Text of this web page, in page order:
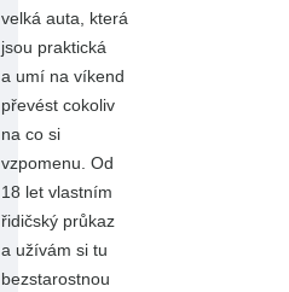
velká auta, která
jsou praktická
a umí na víkend
převést cokoliv
na co si
vzpomenu. Od
18 let vlastním
řidičský průkaz
a užívám si tu
bezstarostnou